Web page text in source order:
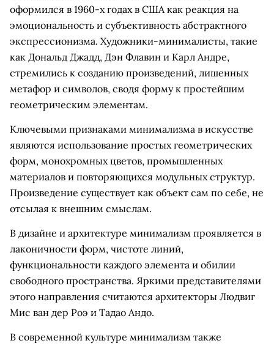
оформился в 1960-х годах в США как реакция на
эмоциональность и субъективность абстрактного
экспрессионизма. Художники-минималисты, такие
как Дональд Джадд, Дэн Флавин и Карл Андре,
стремились к созданию произведений, лишенных
метафор и символов, сводя форму к простейшим
геометрическим элементам.
Ключевыми признаками минимализма в искусстве
являются использование простых геометрических
форм, монохромных цветов, промышленных
материалов и повторяющихся модульных структур.
Произведение существует как объект сам по себе, не
отсылая к внешним смыслам.
В дизайне и архитектуре минимализм проявляется в
лаконичности форм, чистоте линий,
функциональности каждого элемента и обилии
свободного пространства. Яркими представителями
этого направления считаются архитекторы Людвиг
Мис ван дер Роэ и Тадао Андо.
В современной культуре минимализм также